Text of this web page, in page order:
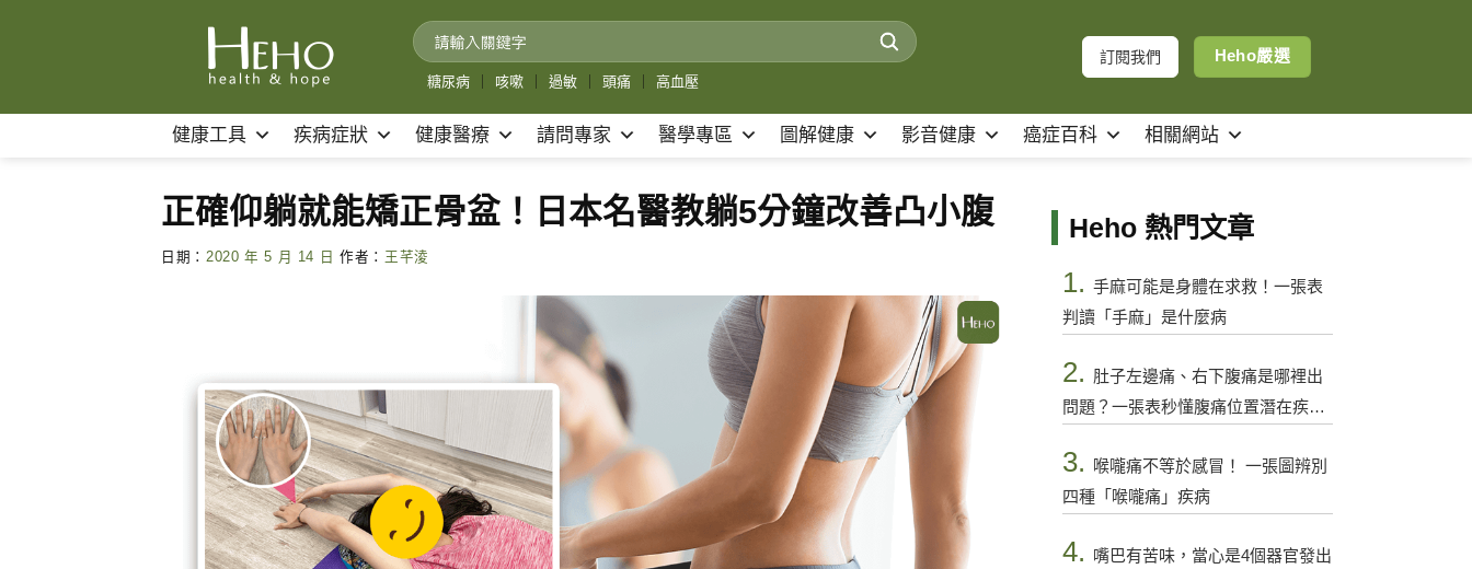
糖尿病 咳嗽 過敏 頭痛 高血壓
訂閱我們 Heho嚴選
健康工具 疾病症狀 健康醫療 請問專家 醫學專區 圖解健康 影音健康 癌症百科 相關網站
正確仰躺就能矯正骨盆！日本名醫教躺5分鐘改善凸小腹
日期： 2020 年 5 月 14 日 作者： 王芊淩
Heho 熱門文章
1. 手麻可能是身體在求救！一張表
判讀「手麻」是什麼病
2. 肚子左邊痛、右下腹痛是哪裡出
問題？一張表秒懂腹痛位置潛在疾病
3.
喉嚨痛不等於感冒！ 一張圖辨別
四種「喉嚨痛」疾病
4. 嘴巴有苦味，當心是4個器官發出